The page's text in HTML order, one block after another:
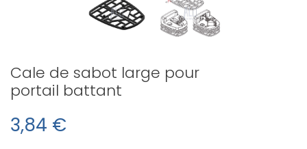
Cale de sabot large pour
portail battant
3,84 €